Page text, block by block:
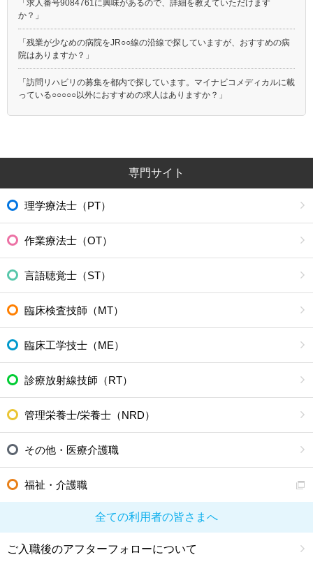
「求人番号9084761に興味があるので、詳細を教えていただけます
か？」
「残業が少なめの病院をJR○○線の沿線で探していますが、おすすめの病
院はありますか？」
「訪問リハビリの募集を都内で探しています。マイナビコメディカルに載
っている○○○○○以外におすすめの求人はありますか？」
専門サイト
理学療法士（PT）
作業療法士（OT）
言語聴覚士（ST）
臨床検査技師（MT）
臨床工学技士（ME）
診療放射線技師（RT）
管理栄養士/栄養士（NRD）
その他・医療介護職
福祉・介護職
全ての利用者の皆さまへ
ご入職後のアフターフォローについて